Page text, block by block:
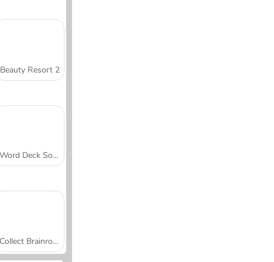
Beauty Resort 2
Word Deck Solitaire
Collect Brainrot Arena